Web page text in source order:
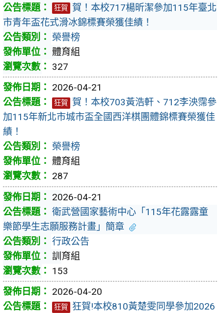
狂賀 賀！本校717楊昕潔參加115年臺北
市青年盃花式滑冰錦標賽榮獲佳績！
榮譽榜
體育組
327
2026-04-21
狂賀 賀！本校703黃浩軒、712李泱霈參
加115年新北市城市盃全國西洋棋團體錦標賽榮獲佳
績！
榮譽榜
體育組
287
2026-04-21
衛武營國家藝術中心「115年花露露童
樂節學生志願服務計畫」簡章
行政公告
訓育組
153
2026-04-20
狂賀
狂賀!本校810黃楚雯同學參加2026